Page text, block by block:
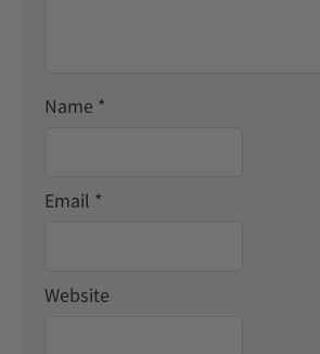
Name *
Email *
Website